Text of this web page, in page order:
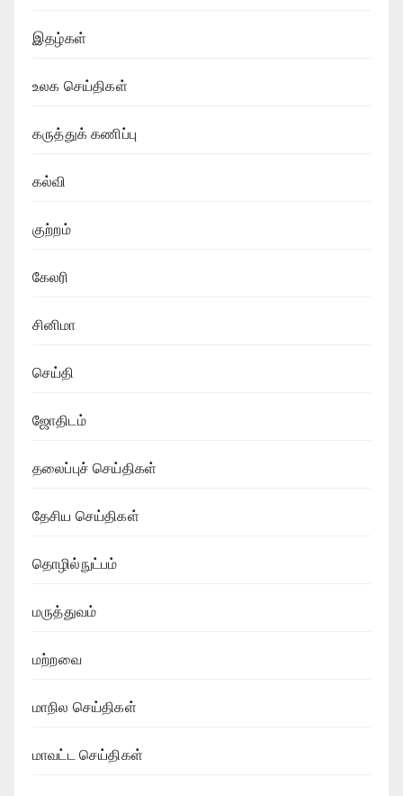
இதழ்கள்
உலக செய்திகள்
கருத்துக் கணிப்பு
கல்வி
குற்றம்
கேலரி
சினிமா
செய்தி
ஜோதிடம்
தலைப்புச் செய்திகள்
தேசிய செய்திகள்
தொழில்நுட்பம்
மருத்துவம்
மற்றவை
மாநில செய்திகள்
மாவட்ட செய்திகள்